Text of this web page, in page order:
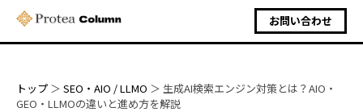
お問い合わせ
トップ SEO・AIO / LLMO
生成AI検索エンジン対策とは？AIO・
GEO・LLMOの違いと進め方を解説